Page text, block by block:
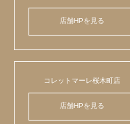
店舗HPを見る
コレットマーレ桜木町店
店舗HPを見る